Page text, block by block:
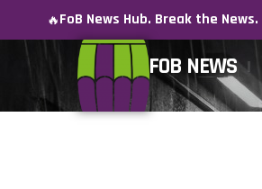
🔥FoB News Hub. Break the News.
FOB NEWS